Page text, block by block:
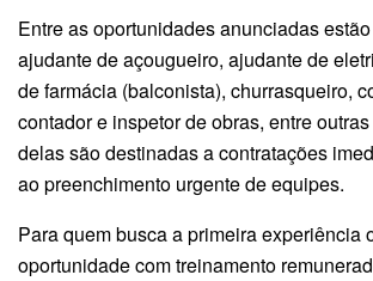
Entre as oportunidades anunciadas
ajudante de açougueiro, ajudante de
de farmácia (balconista), churrasqueiro,
contador e inspetor de obras, entre
delas são destinadas a contratações
ao preenchimento urgente de equipes.
Para quem busca a primeira experiência
oportunidade com treinamento